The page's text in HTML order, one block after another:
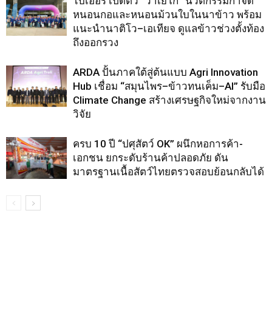
หนอนกอและหนอนม้วนใบในนาข้าว พร้อม
แนะนำนาติโว–เอเทียจ ดูแลข้าวช่วงตั้งท้อง
ถึงออกรวง
ARDA ปั้นภาคใต้สู่ต้นแบบ Agri Innovation
Hub เชื่อม “สมุนไพร–ข้าวทนเค็ม–AI” รับมือ
Climate Change สร้างเศรษฐกิจใหม่จากงาน
วิจัย
ครบ 10 ปี “ปศุสัตว์ OK” ผนึกหอการค้า-
เอกชน ยกระดับร้านค้าปลอดภัย ดัน
มาตรฐานเนื้อสัตว์ไทยตรวจสอบย้อนกลับได้